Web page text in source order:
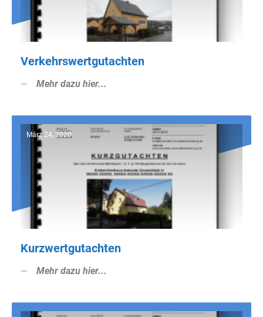
Verkehrswertgutachten
Mehr dazu hier...
März 24, 2020
Kurzwertgutachten
Mehr dazu hier...